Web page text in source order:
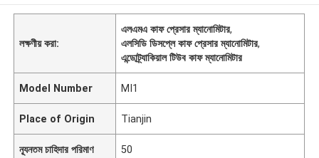
লক্ষণীয় করা:
এলএমএ কাফ প্রেসার ম্যানোমিটার,
এলসিডি ডিসপ্লে কাফ প্রেসার ম্যানোমিটার,
এন্ডোট্র্যাকিয়াল টিউব কাফ ম্যানোমিটার
Model Number MI1
Place of Origin Tianjin
ন্যূনতম চাহিদার পরিমাণ 50